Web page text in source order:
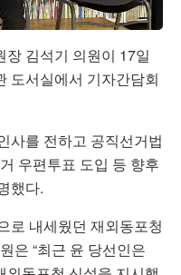
김석기 의원이 17일
도서실에서 기자간담회
사를 전하고 공직선거법
우편투표 도입 등 향후
했다.
로 내세웠던 재외동포청
은 “최근 윤 당선인은